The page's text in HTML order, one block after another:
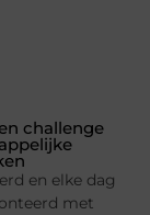
challenge
en elke dag
met